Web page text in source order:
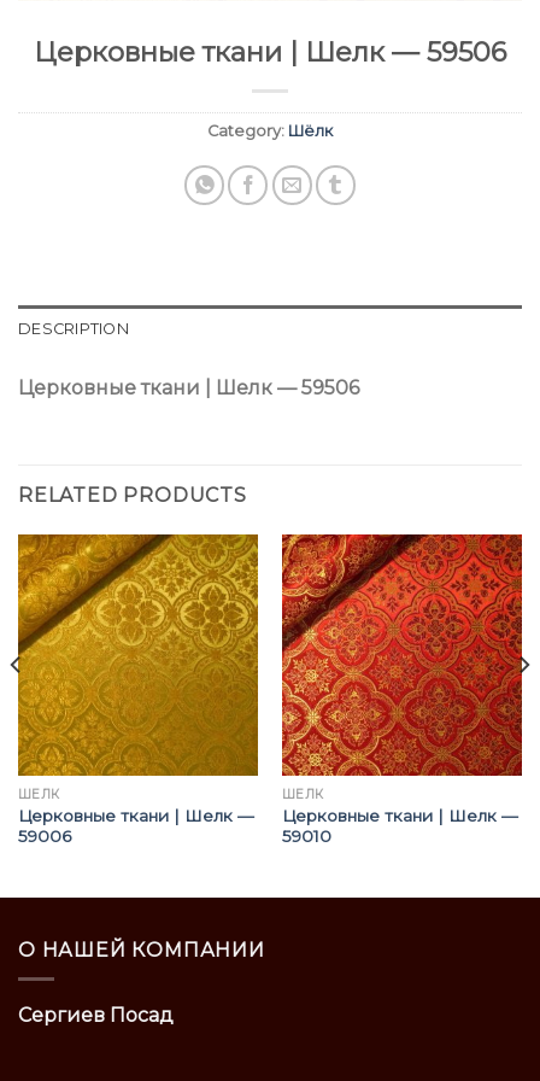
Церковные ткани | Шелк — 59506
Category: Шёлк
DESCRIPTION
Церковные ткани | Шелк — 59506
RELATED PRODUCTS
ШЁЛК
Церковные ткани | Шелк —
59006
ШЁЛК
Церковные ткани | Шелк —
59010
О НАШЕЙ КОМПАНИИ
Сергиев Посад